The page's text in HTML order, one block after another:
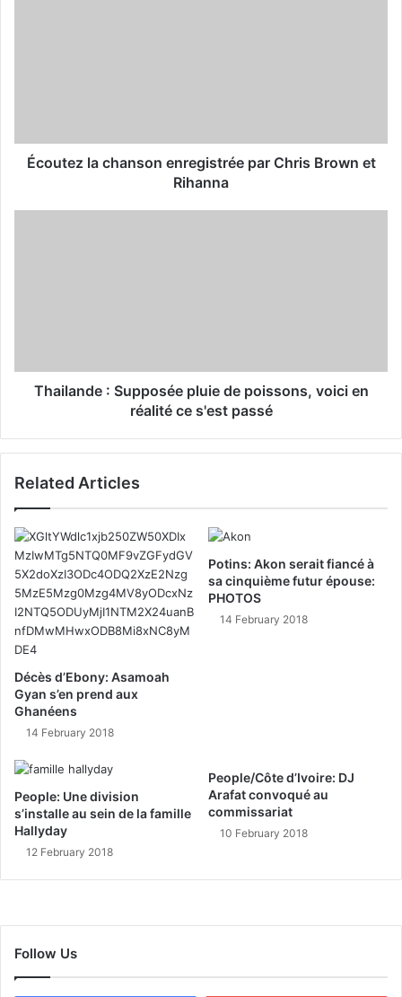
Écoutez la chanson enregistrée par Chris Brown et
Rihanna
Thailande : Supposée pluie de poissons, voici en
réalité ce s'est passé
Related Articles
Décès d’Ebony: Asamoah
Gyan s’en prend aux
Ghanéens
14 February 2018
Potins: Akon serait fiancé à
sa cinquième futur épouse:
PHOTOS
14 February 2018
People: Une division
s’installe au sein de la famille
Hallyday
12 February 2018
People/Côte d’Ivoire: DJ
Arafat convoqué au
commissariat
10 February 2018
Follow Us